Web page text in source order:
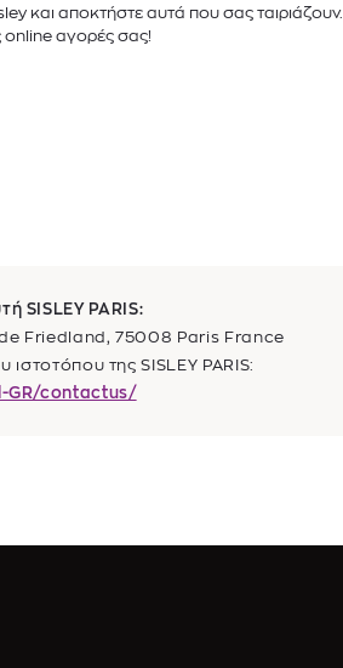
και αποκτήστε αυτά που σας ταιριάζουν.
online αγορές σας!
SISLEY PARIS:
de Friedland, 75008 Paris France
ιστοτόπου της SISLEY PARIS:
GR/contactus/